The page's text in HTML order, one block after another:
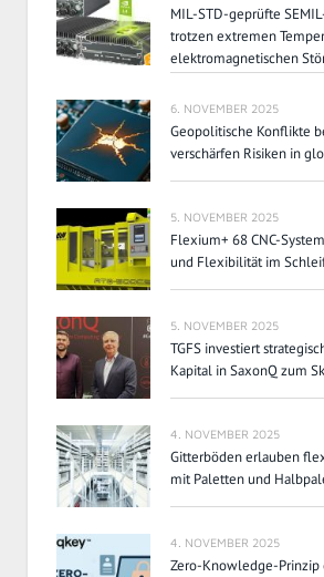
MIL-STD-geprüfte
trotzen extremen
elektromagnetischen
6. NOVEMBER 2025
Geopolitische Konflikte
verschärfen Risiken in
5. NOVEMBER 2025
Flexium+ 68 CNC-
und Flexibilität im
5. NOVEMBER 2025
TGFS investiert
Kapital in SaxonQ zum
4. NOVEMBER 2025
Gitterböden erlauben
mit Paletten und
4. NOVEMBER 2025
Zero-Knowledge-